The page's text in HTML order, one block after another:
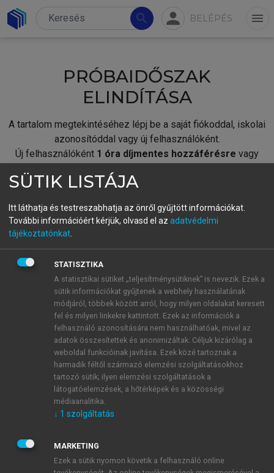
search person BELÉPÉS menu
PRÓBAIDŐSZAK
ELINDÍTÁSA
A tartalom megtekintéséhez lépj be a saját fiókoddal, iskolai
azonosítóddal vagy új felhasználóként.
Új felhasználóként 1 óra díjmentes hozzáférésre vagy
fiókoddal,vagy hozz létre új fiókot.
A regisztráció után apróbaidőszakautomatikusan
BELÉPÉS SAJÁT FIÓKKAL
ÚJ FIÓK LÉTREHOZÁSA
1 óra díjmentes hozzáférés
E-MAIL-CÍM
JELSZÓ
SÜTIK LISTÁJA
Itt láthatja és testreszabhatja az önről gyűjtött információkat.
További információért kérjük, olvasd el az adatvédelmi
tájékoztatónkat
STATISZTIKA
A statisztikai sütiket „teljesítménysütiknek” is nevezik. Ezek a
sütik információkat gyűjtenek a webhely használatának
módjáról, többek között arról, hogy milyen oldalakat keresett
fel és milyen linkekre kattintott. Ezek az információk a
felhasználó azonosítására nem használhatóak, mivel az
adatok összesítettek és anonimizáltak. Céljuk kizárólag a
weboldal funkcióinak javítása. Ezek közé tartoznak a
harmadik féltől származó elemzési szolgáltatásokhoz
tartozó sütik; ilyen elemzési szolgáltatások a
látogatóelemzések, a hőtérképek és a közösségi
médiaanalitika.
↓ 1 szolgáltatás
MARKETING
Ezek a sütik nyomon követik a felhasználó online